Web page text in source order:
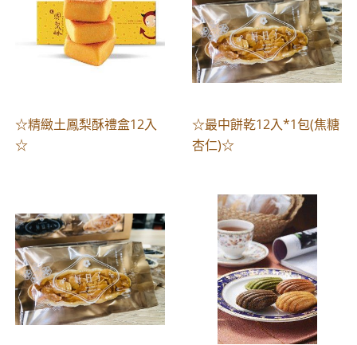
☆精緻土鳳梨酥禮盒12入
☆
☆最中餅乾12入*1包(焦糖
杏仁)☆